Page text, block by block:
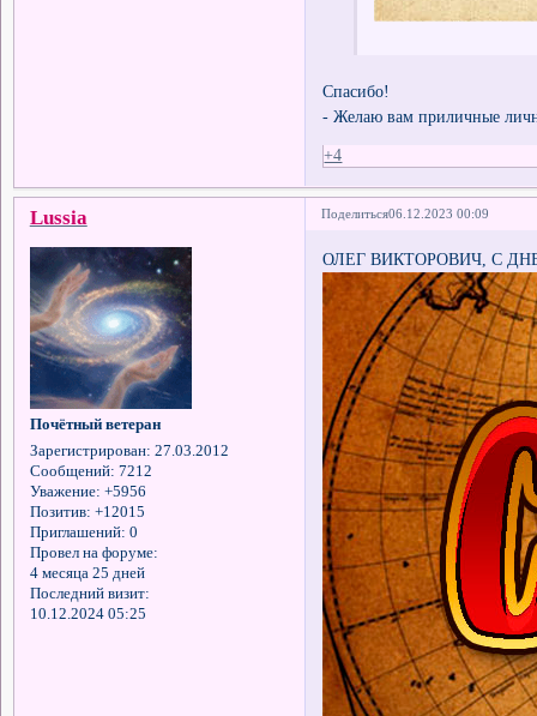
Спасибо!
- Желаю вам приличные
+4
Поделиться06.12.2023 00:09
Lussia
Почётный ветеран
Зарегистрирован: 27.03.2012
Сообщений: 7212
Уважение: +5956
Позитив: +12015
Приглашений: 0
Провел на форуме:
4 месяца 25 дней
Последний визит:
10.12.2024 05:25
ОЛЕГ ВИКТОРОВИЧ, С